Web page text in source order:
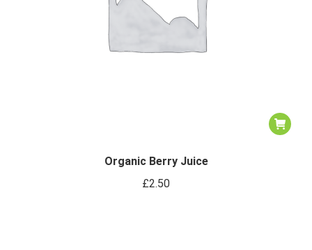
Organic Berry Juice
£2.50